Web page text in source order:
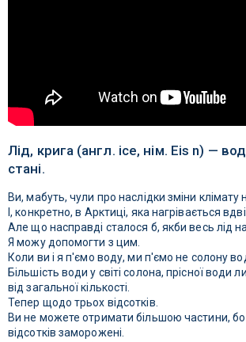
Лід, крига (англ. ice, нім. Eis n) —
стані.
Ви, мабуть, чули про наслідки зміни клімату
І, конкретно, в Арктиці, яка нагрівається
Але що насправді сталося б, якби весь лід
Я можу допомогти з цим.
Коли ви і я п'ємо воду, ми п'ємо не солону
Більшість води у світі солона, прісної води
від загальної кількості.
Тепер щодо трьох відсотків.
Ви не можете отримати більшою частини, бо
відсотків заморожені.